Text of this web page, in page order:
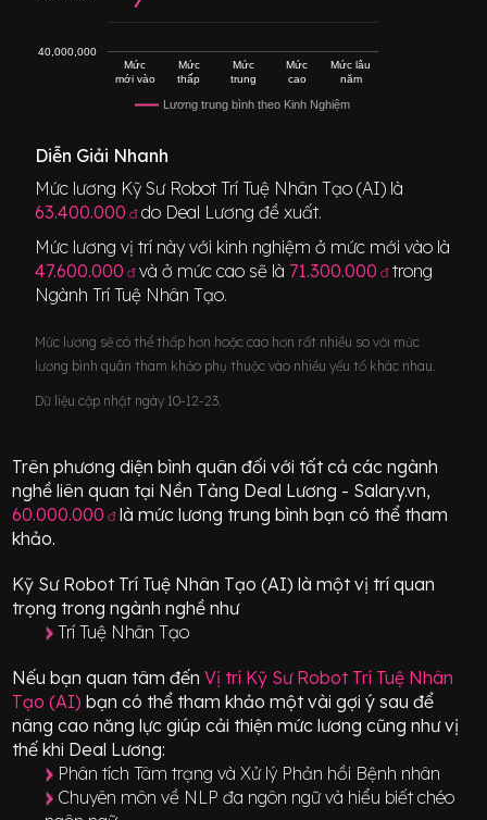
Lương trung bình theo Kinh Nghiệm
Mức
mới vào
Mức
thấp
Mức
trung
Mức
cao
Mức lâu
năm
40,000,000
Diễn Giải Nhanh
Mức lương Kỹ Sư Robot Trí Tuệ Nhân Tạo (AI) là
63.400.000 đdo Deal Lương đề xuất.
Mức lương vị trí này với kinh nghiệm ở mức mới vào là
47.600.000 đ và ở mức cao sẽ là 71.300.000 đ trong
NgànhTrí Tuệ Nhân Tạo.
Mức lương sẽ có thể thấp hơn hoặc cao hơn rất nhiều so với mức
lương bình quân tham khảo phụ thuộc vào nhiều yếu tố khác nhau.
Dữ liệu cập nhật ngày 10-12-23.
Trên phương diện bình quân đối với tất cả các ngành
nghề liên quan tại Nền Tảng Deal Lương - Salary.vn,
60.000.000 đlà mức lương trung bình bạn có thể tham
khảo.
Kỹ Sư Robot Trí Tuệ Nhân Tạo (AI) là một vị tríquan
trọng trong ngành nghề như
Trí Tuệ Nhân Tạo
Nếu bạn quan tâm đến Vị trí Kỹ Sư Robot Trí Tuệ Nhân
Tạo (AI) bạn có thể tham khảo một vài gợi ý sau để
nâng cao năng lực giúp cải thiện mức lương cũng như vị
thế khi Deal Lương:
Phân tích Tâm trạng và Xử lý Phản hồi Bệnh nhân
Chuyên môn về NLP đa ngôn ngữ và hiểu biết chéo